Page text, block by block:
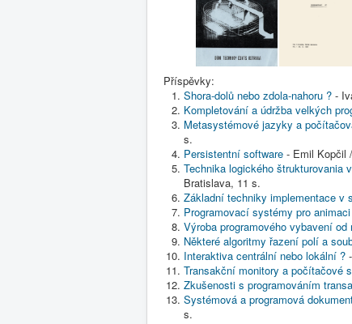
Příspěvky:
Shora-dolů nebo zdola-nahoru ? -
Kompletování a údržba velkých
Metasystémové jazyky a
s.
Persistentní software - Emil Kopčil
Technika logického štrukturovania
Bratislava, 11 s.
Základní techniky implementace v
Programovací systémy pro
Výroba programového vybavení
Některé algoritmy řazení polí a
Interaktiva centrální nebo lokální ?
Transakční monitory a počítačové
Zkušenosti s programováním
Systémová a programová
s.